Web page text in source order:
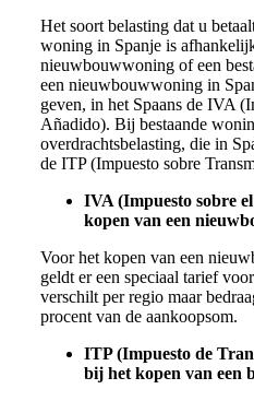
Het soort belasting dat u
woning in Spanje is
nieuwbouwwoning of een
een nieuwbouwwoning in
geven, in het Spaans de IVA
Añadido). Bij bestaande
overdrachtsbelasting, die in
de ITP (Impuesto sobre
IVA (Impuesto sobre
kopen van een
Voor het kopen van een
geldt er een speciaal tarief
verschilt per regio maar
procent van de aankoopsom.
ITP (Impuesto de
bij het kopen van een